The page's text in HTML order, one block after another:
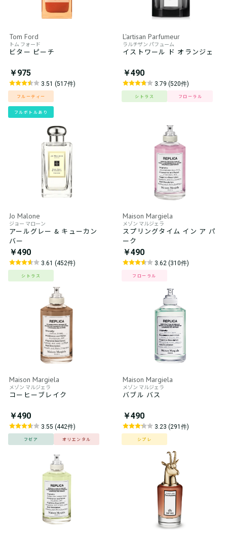
Tom Ford
トム フォード
ビター ピーチ
￥975
3.51 (517件)
フルーティー
フルボトルあり
L'artisan Parfumeur
ラルチザン パフューム
イストワール ド オランジェ
￥490
3.79 (520件)
シトラス フローラル
Jo Malone
ジョー マローン
アールグレー & キューカン
バー
￥490
3.61 (452件)
シトラス
Maison Margiela
メゾン マルジェラ
スプリングタイム イン ア パ
ーク
￥490
3.62 (310件)
フローラル
Maison Margiela
メゾン マルジェラ
コーヒーブレイク
￥490
3.55 (442件)
フゼア オリエンタル
Maison Margiela
メゾン マルジェラ
バブル バス
￥490
3.23 (291件)
シプレ